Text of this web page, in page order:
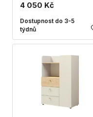
4 050 Kč
Dostupnost do 3-5
týdnů